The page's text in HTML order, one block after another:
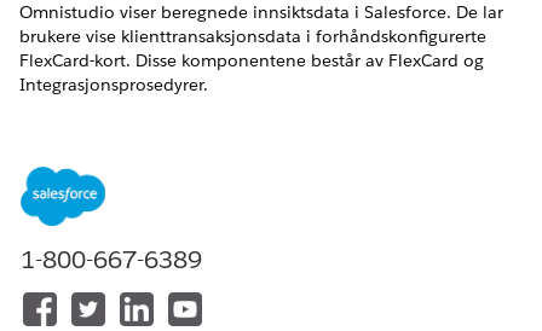
Omnistudio viser beregnede innsiktsdata i Salesforce. De lar
brukere vise klienttransaksjonsdata i forhåndskonfigurerte
FlexCard-kort. Disse komponentene består av FlexCard og
Integrasjonsprosedyrer.
Tilgjengelig i Lightning Experience
Tilgjengelig i
Du finner detaljerte trinn om hvordan du versjonerer, kloner,
redigerer og aktiverer Omnistudio-komponenter i
dokumentasjonen .
1-800-667-6389